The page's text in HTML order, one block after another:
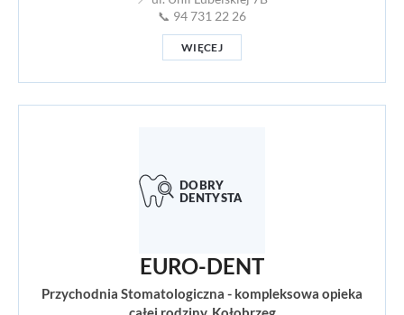
📞 94 731 22 26
WIĘCEJ
EURO-DENT
Przychodnia Stomatologiczna - kompleksowa opieka